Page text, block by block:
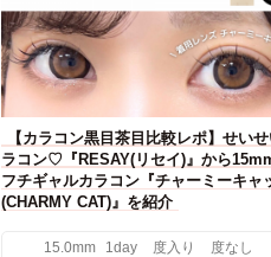
【カラコン黒目茶目比較レポ】せい
ラコン♡『RESAY(リセイ)』から
フチギャルカラコン『チャーミーキャ
(CHARMY CAT)』を紹介
15.0mm 1day 度入り 度なし